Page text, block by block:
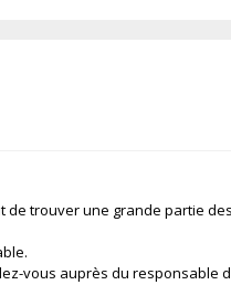
trouver une grande partie
vous auprès du responsable